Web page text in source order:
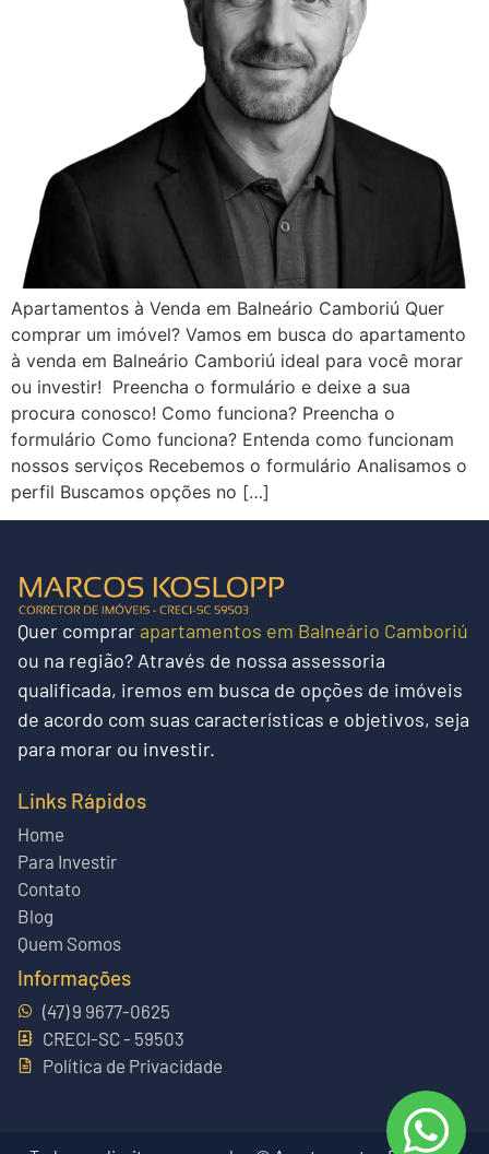
Apartamentos à Venda em Balneário Camboriú Quer
comprar um imóvel? Vamos em busca do apartamento
à venda em Balneário Camboriú ideal para você morar
ou investir! Preencha o formulário e deixe a sua
procura conosco! Como funciona? Preencha o
formulário Como funciona? Entenda como funcionam
nossos serviços Recebemos o formulário Analisamos o
perfil Buscamos opções no […]
Quer comprar apartamentos em Balneário Camboriú
ou na região? Através de nossa assessoria
qualificada, iremos em busca de opções de imóveis
de acordo com suas características e objetivos, seja
para morar ou investir.
Links Rápidos
Home
Para Investir
Contato
Blog
Quem Somos
Informações
(47) 9 9677-0625
CRECI-SC - 59503
Política de Privacidade